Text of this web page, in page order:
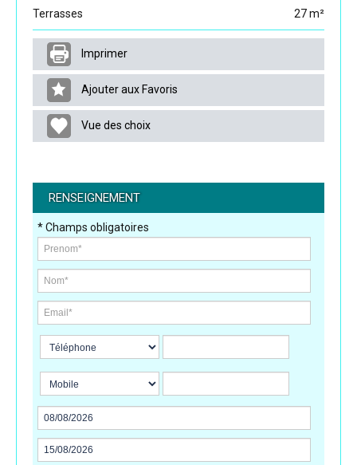
Terrasses 27 m²
Imprimer
Ajouter aux Favoris
Vue des choix
RENSEIGNEMENT
* Champs obligatoires